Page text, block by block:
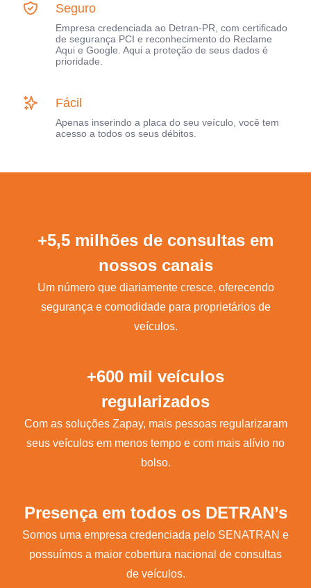
Seguro
Empresa credenciada ao Detran-PR, com certificado
de segurança PCI e reconhecimento do Reclame
Aqui e Google. Aqui a proteção de seus dados é
prioridade.
Fácil
Apenas inserindo a placa do seu veículo, você tem
acesso a todos os seus débitos.
+5,5 milhões de consultas em
nossos canais
Um número que diariamente cresce, oferecendo
segurança e comodidade para proprietários de
veículos.
+600 mil veículos
regularizados
Com as soluções Zapay, mais pessoas regularizaram
seus veículos em menos tempo e com mais alívio no
bolso.
Presença em todos os DETRAN’s
Somos uma empresa credenciada pelo SENATRAN e
possuímos a maior cobertura nacional de consultas
de veículos.